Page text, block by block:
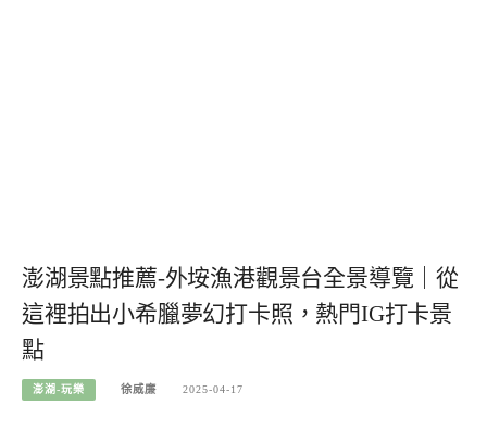
澎湖景點推薦-外垵漁港觀景台全景導覽｜從
這裡拍出小希臘夢幻打卡照，熱門IG打卡景
點
澎湖-玩樂 徐威廉 2025-04-17